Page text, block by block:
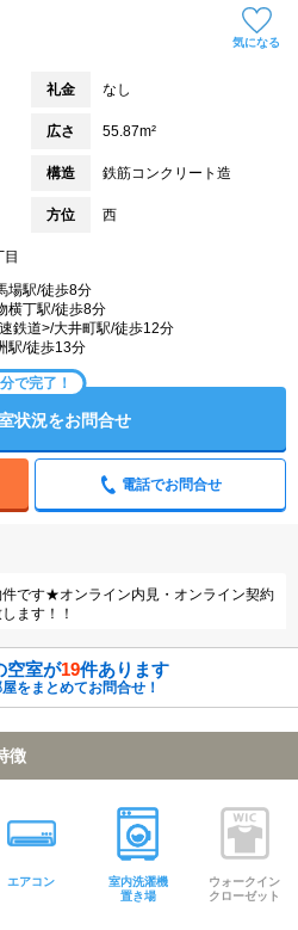
気になる
礼金 なし
広さ 55.87m²
構造 鉄筋コンクリート造
方位 西
場駅/徒歩8分
横丁駅/徒歩8分
鉄道>/大井町駅/徒歩12分
駅/徒歩13分
で完了！
状況をお問合せ
電話でお問合せ
です★オンライン内見・オンライン契約
ます！！
空室が19件あります
をまとめてお問合せ！
徴
エアコン
室内洗濯機
置き場
ウォークイン
クローゼット